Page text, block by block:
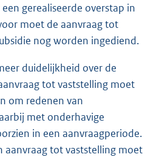
gerealiseerde overstap in
moet de aanvraag tot
nog worden ingediend.
duidelijkheid over de
tot vaststelling moet
om redenen van
met onderhavige
in een aanvraagperiode.
aanvraag tot vaststelling moet